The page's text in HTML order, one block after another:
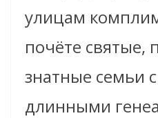
улицам
почёте святые,
знатные семьи
длинными